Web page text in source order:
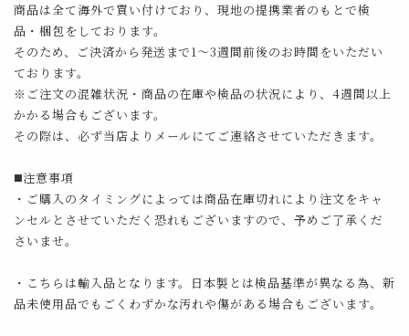
商品は全て海外で買い付けており、現地の提携業者のもとで検
品・梱包をしております。
そのため、ご決済から発送まで1～3週間前後のお時間をいただい
ております。
※ご注文の混雑状況・商品の在庫や検品の状況により、4週間以上
かかる場合もございます。
その際は、必ず当店よりメールにてご連絡させていただきます。
◼️注意事項
・ご購入のタイミングによっては商品在庫切れにより注文をキャ
ンセルとさせていただく恐れもございますので、予めご了承くだ
さいませ。
・こちらは輸入品となります。日本製とは検品基準が異なる為、新
品未使用品でもごくわずかな汚れや傷がある場合もございます。